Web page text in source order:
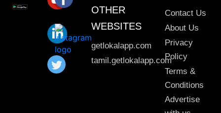
OTHER
WEBSITES
getlokalapp.com
tamil.getlokalapp.com
Contact Us
About Us
Privacy
Policy
Terms &
Conditions
Advertise